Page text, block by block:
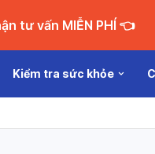
sĩ ngay 👉 Nhận tư vấn MIỄN PHÍ 👈
Kiểm tra sức khỏe